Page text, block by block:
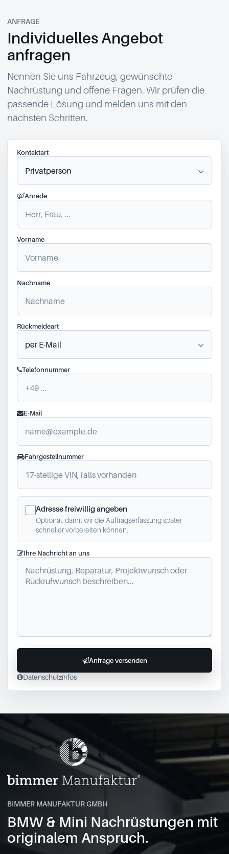
ANFRAGE
Individuelles Angebot
anfragen
Nennen Sie uns Fahrzeug, gewünschte
Nachrüstung und offene Fragen. Wir prüfen die
passende Lösung und melden uns mit den
nächsten Schritten.
Kontaktart
Anrede
Vorname
Nachname
Rückmeldeart
Telefonnummer
E-Mail
Fahrgestellnummer
Adresse freiwillig angeben
Optional, damit wir die Auftragserfassung später
schneller vorbereiten können.
Ihre Nachricht an uns
Datenschutzinfos
Anfrage versenden
BIMMER MANUFAKTUR GMBH
BMW & Mini Nachrüstungen mit
originalem Anspruch.